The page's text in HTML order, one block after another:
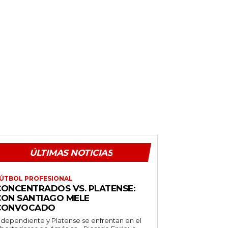
ÚLTIMAS NOTICIAS
PROFESIONAL
VS. PLATENSE:
SANTIAGO MELE
y Platense se enfrentan en el